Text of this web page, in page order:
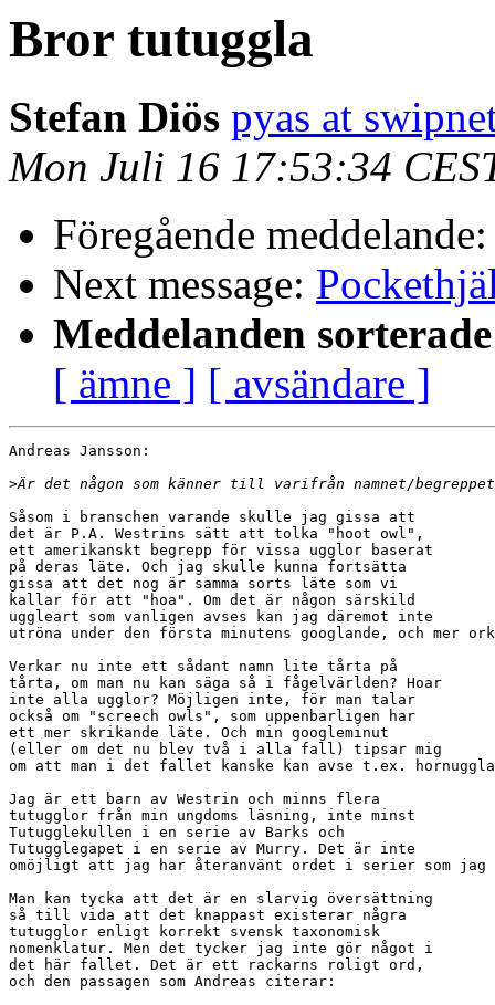
Bror tutuggla
Stefan Diös pyas at
Mon Juli 16 17:53:34
Föregående
Next message:
Meddelanden
[ ämne ] [ avsändare ]
Andreas Jansson:
>
Såsom i branschen varande skulle jag gissa att
det är P.A. Westrins sätt att tolka "hoot owl",
ett amerikanskt begrepp för vissa ugglor baserat
på deras läte. Och jag skulle kunna fortsätta
gissa att det nog är samma sorts läte som vi
kallar för att "hoa". Om det är någon särskild
uggleart som vanligen avses kan jag däremot inte
utröna under den första minutens googlande, och mer
Verkar nu inte ett sådant namn lite tårta på
tårta, om man nu kan säga så i fågelvärlden? Hoar
inte alla ugglor? Möjligen inte, för man talar
också om "screech owls", som uppenbarligen har
ett mer skrikande läte. Och min googleminut
(eller om det nu blev två i alla fall) tipsar mig
om att man i det fallet kanske kan avse t.ex.
Jag är ett barn av Westrin och minns flera
tutugglor från min ungdoms läsning, inte minst
Tutugglekullen i en serie av Barks och
Tutugglegapet i en serie av Murry. Det är inte
omöjligt att jag har återanvänt ordet i serier som
Man kan tycka att det är en slarvig översättning
så till vida att det knappast existerar några
tutugglor enligt korrekt svensk taxonomisk
nomenklatur. Men det tycker jag inte gör något i
det här fallet. Det är ett rackarns roligt ord,
och den passagen som Andreas citerar: